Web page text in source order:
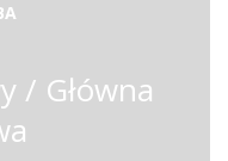
/ Główna